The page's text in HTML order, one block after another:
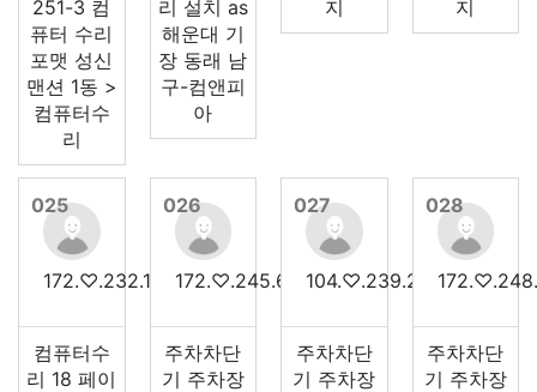
251-3 컴
퓨터 수리
포맷 성신
맨션 1동 >
컴퓨터수
리
리 설치 as
해운대 기
장 동래 남
구-컴앤피
아
지 지
025
172.♡.232.108
컴퓨터수
리 18 페이
026
172.♡.245.61
주차차단
기 주차장
027
104.♡.239.24
주차차단
기 주차장
028
주차차단
기 주차장